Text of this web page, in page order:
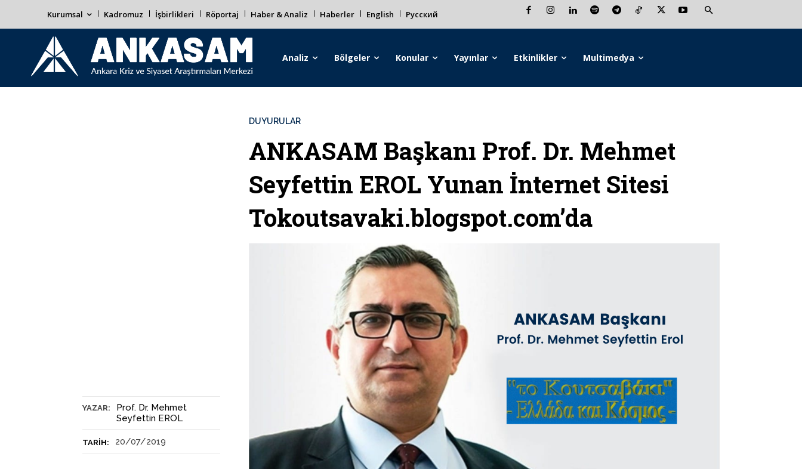
Kurumsal Kadromuz İşbirlikleri Röportaj Haber & Analiz Haberler English Русский
Analiz Bölgeler Konular Yayınlar Etkinlikler Multimedya
YAZAR:
Prof. Dr. Mehmet
Seyfettin EROL
TARIH: 20/07/2019
DUYURULAR
ANKASAM Başkanı Prof. Dr. Mehmet
Seyfettin EROL Yunan İnternet Sitesi
Tokoutsavaki.blogspot.com’da